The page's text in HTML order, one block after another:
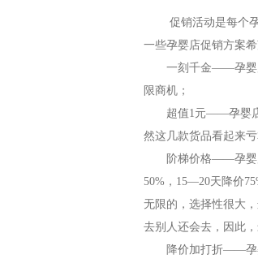
促销活动是每个
一些孕婴店促销方案
一刻千金——孕婴
限商机；
超值1元——孕婴店
然这几款货品看起来
阶梯价格——孕婴
50%，15—20天降价
无限的，选择性很大
去别人还会去，因此
降价加打折——孕